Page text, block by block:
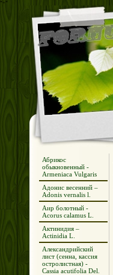
*+*
Абрикос
обыкновенный -
Armeniaca Vulgaris
Адонис весенний –
Adonis vernalis l.
Аир болотный -
Acorus calamus L.
Актинидия –
Actinidia L.
Александрийский
лист (сенна, кассия
остролистная) -
Cassia acutifolia Del.